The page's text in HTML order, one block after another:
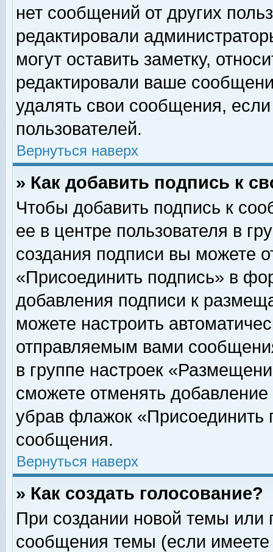
нет сообщений от других
редактировали
могут оставить заметку,
редактировали ваше
удалять свои сообщения,
пользователей.
Вернуться наверх
» Как добавить подпись к
Чтобы добавить подпись к
ее в центре пользователя в
создания подписи вы можете
«Присоединить подпись» в
добавления подписи к
можете настроить
отправляемым вами
в группе настроек
сможете отменять
убрав флажок «Присоединить
сообщения.
Вернуться наверх
» Как создать голосование?
При создании новой темы или
сообщения темы (если